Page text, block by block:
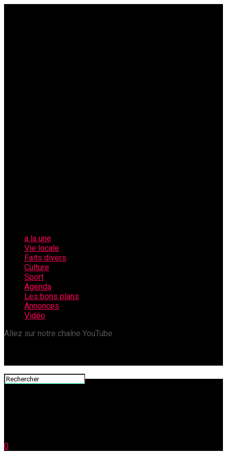
a la une
Vie locale
Faits divers
Culture
Sport
Agenda
Les bons plans
Annonces
Vidéo
Allez sur notre chaîne YouTube
0